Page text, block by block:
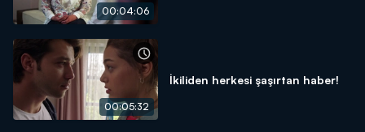
00:04:06
00:05:32
İkiliden herkesi şaşırtan haber!